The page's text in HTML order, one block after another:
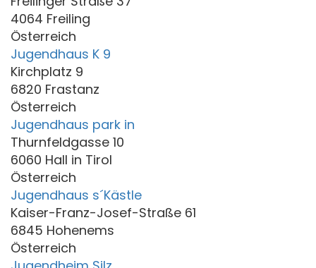
4064 Freiling
Österreich
Jugendhaus K 9
Kirchplatz 9
6820 Frastanz
Österreich
Jugendhaus park in
Thurnfeldgasse 10
6060 Hall in Tirol
Österreich
Jugendhaus s´Kästle
Kaiser-Franz-Josef-Straße 61
6845 Hohenems
Österreich